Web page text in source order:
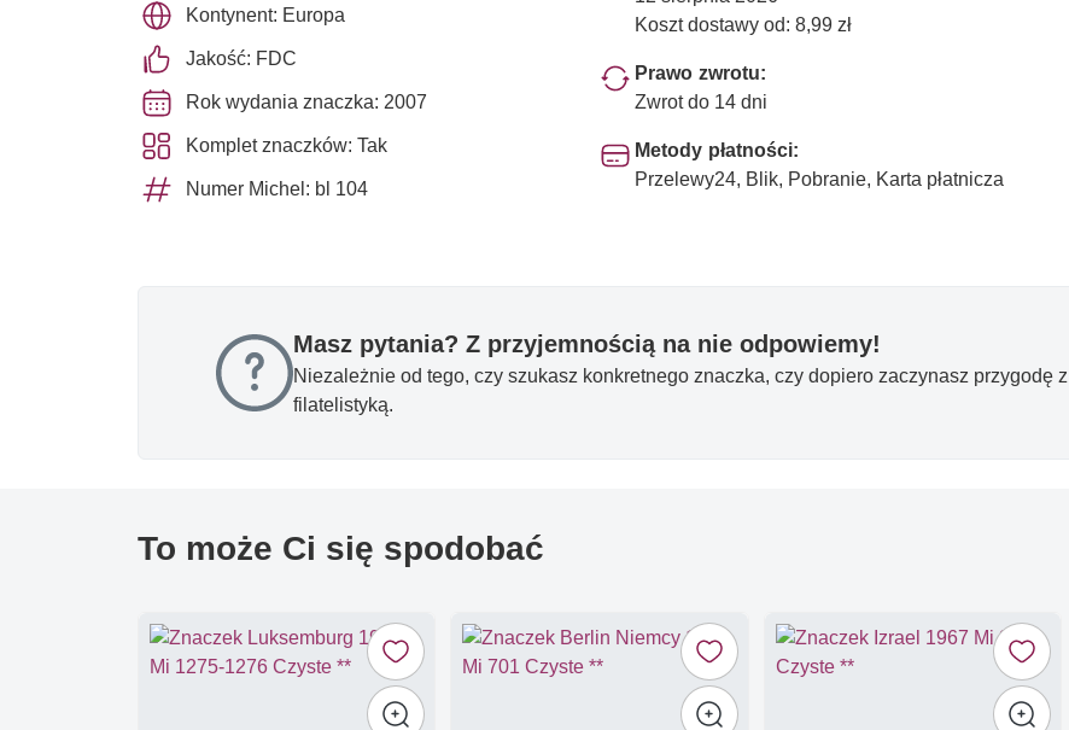
Kontynent: Europa
Jakość: FDC
Rok wydania znaczka: 2007
Komplet znaczków: Tak
Numer Michel: bl 104
Koszt dostawy od: 8,99 zł
Prawo zwrotu:
Zwrot do 14 dni
Metody płatności:
Przelewy24, Blik, Pobranie, Karta płatnicza
Masz pytania? Z przyjemnością na nie odpowiemy!
Niezależnie od tego, czy szukasz konkretnego znaczka, czy dopiero zaczynasz przygodę z
filatelistyką.
To może Ci się spodobać